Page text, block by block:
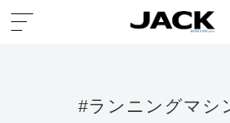
#ランニングマシ